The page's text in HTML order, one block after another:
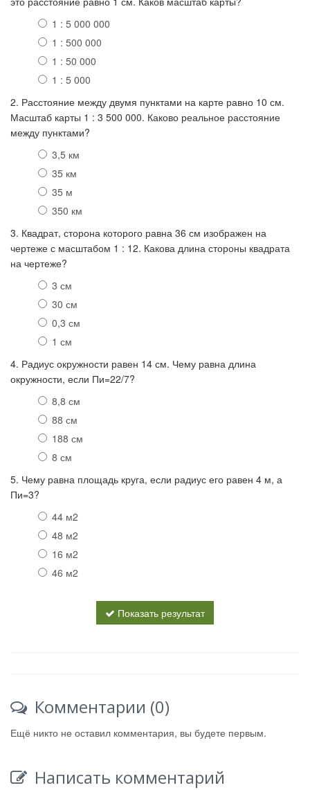
1 : 5 000 000
1 : 500 000
1 : 50 000
1 : 5 000
2. Расстояние между двумя пунктами на карте равно 10 см.
Масштаб карты 1 : 3 500 000. Каково реальное расстояние
между пунктами?
3,5 км
35 км
35 м
350 км
3. Квадрат, сторона которого равна 36 см изображен на
чертеже с масштабом 1 : 12. Какова длина стороны квадрата
на чертеже?
3 см
30 см
0,3 см
1 см
4. Радиус окружности равен 14 см. Чему равна длина
окружности, если Пи=22/7?
8,8 см
88 см
188 см
8 см
5. Чему равна площадь круга, если радиус его равен 4 м, а
Пи=3?
44 м2
48 м2
16 м2
46 м2
Показать результат
Комментарии (0)
Ещё никто не оставил комментария, вы будете первым.
Написать комментарий